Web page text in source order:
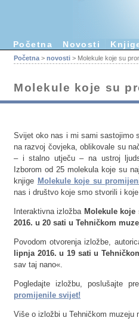
Početna Novosti
Početna > novosti > Molekule koje su
Molekule koje su
Svijet oko nas i mi sami sastojimo
na razvoj čovjeka, oblikovale su
– i stalno utječu – na ustroj
Izborom od 25 molekula koje su
knjige Molekule koje su
nas i društvo koje smo stvorili i
Interaktivna izložba Molekule
2016. u 20 sati u Tehničkom
Povodom otvorenja izložbe,
lipnja 2016. u 19 sati u
sav taj nano«.
Pogledajte izložbu, poslušajte
promijenile svijet!
Više o izložbi u Tehničkom muzeju